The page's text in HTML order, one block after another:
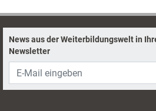
News aus der Weiterbildungswelt in
Newsletter